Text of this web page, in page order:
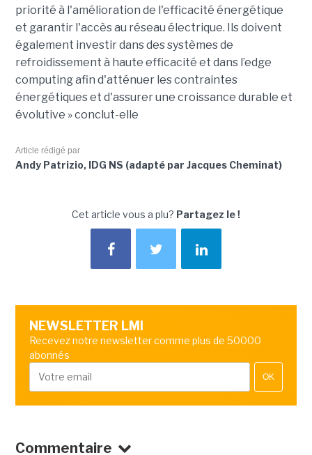
priorité à l'amélioration de l'efficacité énergétique
et garantir l'accès au réseau électrique. Ils doivent
également investir dans des systèmes de
refroidissement à haute efficacité et dans l’edge
computing afin d'atténuer les contraintes
énergétiques et d'assurer une croissance durable et
évolutive » conclut-elle
Article rédigé par
Andy Patrizio, IDG NS (adapté par Jacques Cheminat)
Cet article vous a plu? Partagez le !
NEWSLETTER LMI
Recevez notre newsletter comme plus de 50000
abonnés
OK
Commentaire